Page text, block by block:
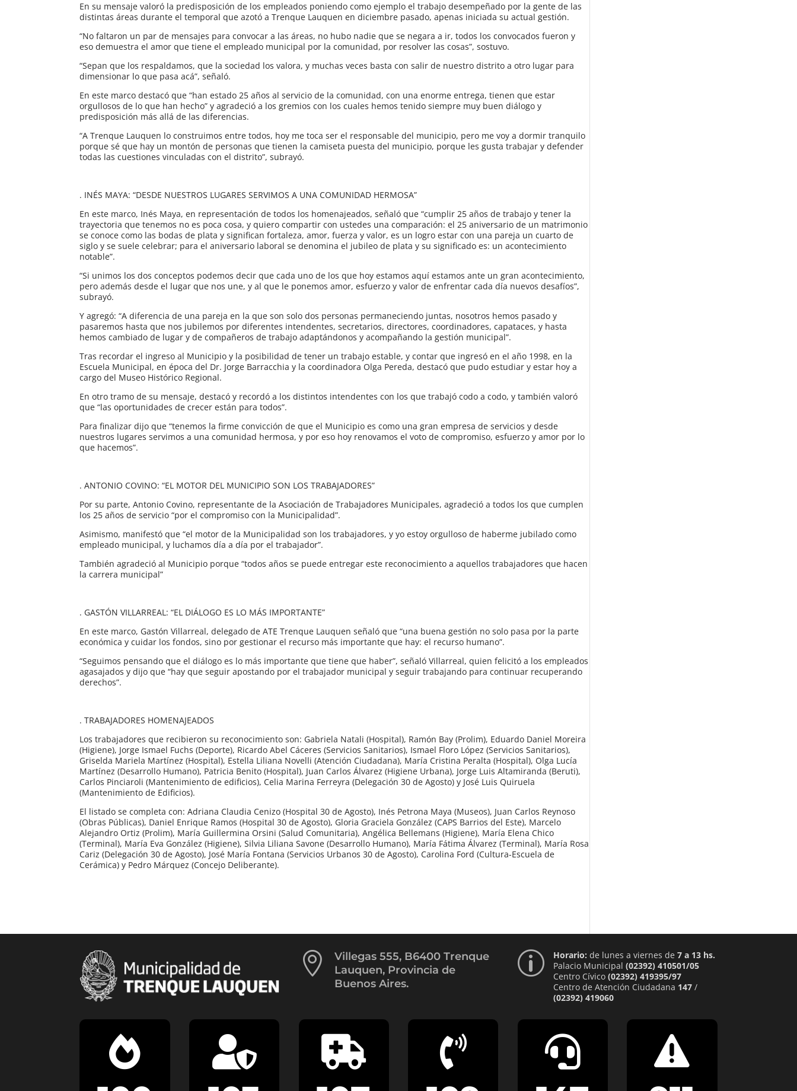
En su mensaje valoró la predisposición de los empleados poniendo como ejemplo el trabajo desempeñado por la gente de las
distintas áreas durante el temporal que azotó a Trenque Lauquen en diciembre pasado, apenas iniciada su actual gestión.
“No faltaron un par de mensajes para convocar a las áreas, no hubo nadie que se negara a ir, todos los convocados fueron y
eso demuestra el amor que tiene el empleado municipal por la comunidad, por resolver las cosas”, sostuvo.
“Sepan que los respaldamos, que la sociedad los valora, y muchas veces basta con salir de nuestro distrito a otro lugar para
dimensionar lo que pasa acá”, señaló.
En este marco destacó que “han estado 25 años al servicio de la comunidad, con una enorme entrega, tienen que estar
orgullosos de lo que han hecho” y agradeció a los gremios con los cuales hemos tenido siempre muy buen diálogo y
predisposición más allá de las diferencias.
“A Trenque Lauquen lo construimos entre todos, hoy me toca ser el responsable del municipio, pero me voy a dormir tranquilo
porque sé que hay un montón de personas que tienen la camiseta puesta del municipio, porque les gusta trabajar y defender
todas las cuestiones vinculadas con el distrito”, subrayó.
. INÉS MAYA: “DESDE NUESTROS LUGARES SERVIMOS A UNA COMUNIDAD HERMOSA”
En este marco, Inés Maya, en representación de todos los homenajeados, señaló que “cumplir 25 años de trabajo y tener la
trayectoria que tenemos no es poca cosa, y quiero compartir con ustedes una comparación: el 25 aniversario de un matrimonio
se conoce como las bodas de plata y significan fortaleza, amor, fuerza y valor, es un logro estar con una pareja un cuarto de
siglo y se suele celebrar; para el aniversario laboral se denomina el jubileo de plata y su significado es: un acontecimiento
notable”.
“Si unimos los dos conceptos podemos decir que cada uno de los que hoy estamos aquí estamos ante un gran acontecimiento,
pero además desde el lugar que nos une, y al que le ponemos amor, esfuerzo y valor de enfrentar cada día nuevos desafíos”,
subrayó.
Y agregó: “A diferencia de una pareja en la que son solo dos personas permaneciendo juntas, nosotros hemos pasado y
pasaremos hasta que nos jubilemos por diferentes intendentes, secretarios, directores, coordinadores, capataces, y hasta
hemos cambiado de lugar y de compañeros de trabajo adaptándonos y acompañando la gestión municipal”.
Tras recordar el ingreso al Municipio y la posibilidad de tener un trabajo estable, y contar que ingresó en el año 1998, en la
Escuela Municipal, en época del Dr. Jorge Barracchia y la coordinadora Olga Pereda, destacó que pudo estudiar y estar hoy a
cargo del Museo Histórico Regional.
En otro tramo de su mensaje, destacó y recordó a los distintos intendentes con los que trabajó codo a codo, y también valoró
que “las oportunidades de crecer están para todos”.
Para finalizar dijo que “tenemos la firme convicción de que el Municipio es como una gran empresa de servicios y desde
nuestros lugares servimos a una comunidad hermosa, y por eso hoy renovamos el voto de compromiso, esfuerzo y amor por lo
que hacemos”.
. ANTONIO COVINO: “EL MOTOR DEL MUNICIPIO SON LOS TRABAJADORES”
Por su parte, Antonio Covino, representante de la Asociación de Trabajadores Municipales, agradeció a todos los que cumplen
los 25 años de servicio “por el compromiso con la Municipalidad”.
Asimismo, manifestó que “el motor de la Municipalidad son los trabajadores, y yo estoy orgulloso de haberme jubilado como
empleado municipal, y luchamos día a día por el trabajador”.
También agradeció al Municipio porque “todos años se puede entregar este reconocimiento a aquellos trabajadores que hacen
la carrera municipal”
. GASTÓN VILLARREAL: “EL DIÁLOGO ES LO MÁS IMPORTANTE”
En este marco, Gastón Villarreal, delegado de ATE Trenque Lauquen señaló que “una buena gestión no solo pasa por la parte
económica y cuidar los fondos, sino por gestionar el recurso más importante que hay: el recurso humano”.
“Seguimos pensando que el diálogo es lo más importante que tiene que haber”, señaló Villarreal, quien felicitó a los empleados
agasajados y dijo que “hay que seguir apostando por el trabajador municipal y seguir trabajando para continuar recuperando
derechos”.
. TRABAJADORES HOMENAJEADOS
Los trabajadores que recibieron su reconocimiento son: Gabriela Natali (Hospital), Ramón Bay (Prolim), Eduardo Daniel Moreira
(Higiene), Jorge Ismael Fuchs (Deporte), Ricardo Abel Cáceres (Servicios Sanitarios), Ismael Floro López (Servicios Sanitarios),
Griselda Mariela Martínez (Hospital), Estella Liliana Novelli (Atención Ciudadana), María Cristina Peralta (Hospital), Olga Lucía
Martínez (Desarrollo Humano), Patricia Benito (Hospital), Juan Carlos Álvarez (Higiene Urbana), Jorge Luis Altamiranda (Beruti),
Carlos Pinciaroli (Mantenimiento de edificios), Celia Marina Ferreyra (Delegación 30 de Agosto) y José Luis Quiruela
(Mantenimiento de Edificios).
El listado se completa con: Adriana Claudia Cenizo (Hospital 30 de Agosto), Inés Petrona Maya (Museos), Juan Carlos Reynoso
(Obras Públicas), Daniel Enrique Ramos (Hospital 30 de Agosto), Gloria Graciela González (CAPS Barrios del Este), Marcelo
Alejandro Ortiz (Prolim), María Guillermina Orsini (Salud Comunitaria), Angélica Bellemans (Higiene), María Elena Chico
(Terminal), María Eva González (Higiene), Silvia Liliana Savone (Desarrollo Humano), María Fátima Álvarez (Terminal), María Rosa
Cariz (Delegación 30 de Agosto), José María Fontana (Servicios Urbanos 30 de Agosto), Carolina Ford (Cultura-Escuela de
Cerámica) y Pedro Márquez (Concejo Deliberante).

Villegas 555, B6400 Trenque
Lauquen, Provincia de
Buenos Aires.
p Horario: de lunes a viernes de 7 a 13 hs.
Palacio Municipal (02392) 410501/05
Centro Cívico (02392) 419395/97
Centro de Atención Ciudadana 147/
(02392) 419060
     